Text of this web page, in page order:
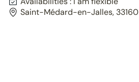
Saint-Médard-en-Jalles, 33160